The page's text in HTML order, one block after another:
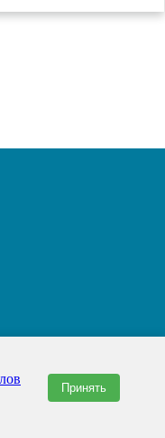
Принять